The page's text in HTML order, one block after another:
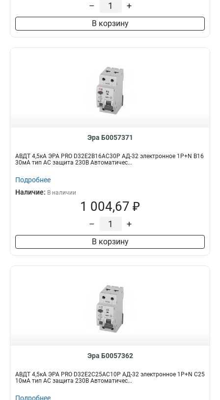
– +
В корзину
Эра Б0057371
АВДТ 4,5кА ЭРА PRO D32E2B16АC30P АД-32 электронное 1P+N B16
30мА тип АC защита 230В Автоматичес...
Подробнее
Наличие: В наличии
1 004,67 ₽
– +
В корзину
Эра Б0057362
АВДТ 4,5кА ЭРА PRO D32E2C25АC10P АД-32 электронное 1P+N C25
10мА тип АC защита 230В Автоматичес...
Подробнее